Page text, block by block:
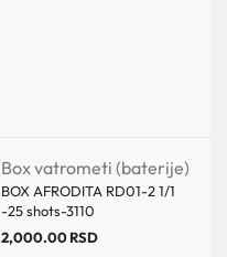
Box vatrometi (baterije)
BOX AFRODITA RD01-2 1/1
-25 shots-3110
2,000.00RSD